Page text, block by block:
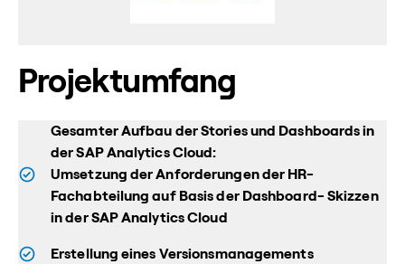
Projektumfang
Gesamter Aufbau der Stories und Dashboards in
der SAP Analytics Cloud:
Umsetzung der Anforderungen der HR-
Fachabteilung auf Basis der Dashboard- Skizzen
in der SAP Analytics Cloud
Erstellung eines Versionsmanagements